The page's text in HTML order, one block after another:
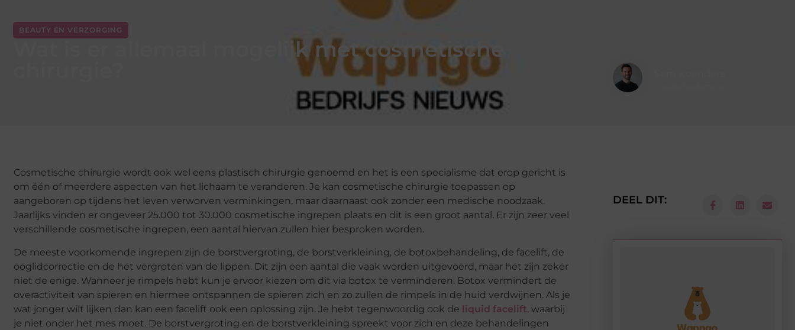
BEAUTY EN VERZORGING
Wat is er allemaal mogelijk met cosmetische
Cosmetische chirurgie wordt ook wel eens plastisch chirurgie genoemd en het is een specialisme dat erop gericht is
om één of meerdere aspecten van het lichaam te veranderen. Je kan cosmetische chirurgie toepassen op
aangeboren op tijdens het leven verworven verminkingen, maar daarnaast ook zonder een medische noodzaak.
Jaarlijks vinden er ongeveer 25.000 tot 30.000 cosmetische ingrepen plaats en dit is een groot aantal. Er zijn zeer veel
verschillende cosmetische ingrepen, een aantal hiervan zullen hier besproken worden.
De meeste voorkomende ingrepen zijn de borstvergroting, de borstverkleining, de botoxbehandeling, de facelift, de
ooglidcorrectie en de het vergroten van de lippen. Dit zijn een aantal die vaak worden uitgevoerd, maar het zijn zeker
niet de enige. Wanneer je rimpels hebt kun je ervoor kiezen om dit via botox te verminderen. Botox vermindert de
overactiviteit van spieren en hiermee ontspannen de spieren zich en zo zullen de rimpels in de huid verdwijnen. Als je
wat jonger wilt lijken dan kan een facelift ook een oplossing zijn. Je hebt tegenwoordig ook de liquid facelift, waarbij
je niet onder het mes moet. De borstvergroting en de borstverkleining spreekt voor zich en deze behandelingen
DEEL DIT: